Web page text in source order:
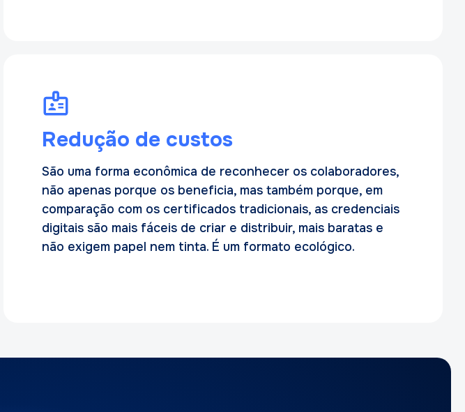
Redução de custos
São uma forma econômica de reconhecer os colaboradores,
não apenas porque os beneficia, mas também porque, em
comparação com os certificados tradicionais, as credenciais
digitais são mais fáceis de criar e distribuir, mais baratas e
não exigem papel nem tinta. É um formato ecológico.